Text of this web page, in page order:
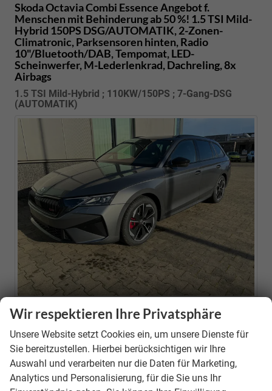
Skoda Octavia Combi Essence Angebot f.
Menschen mit Behinderung ab 50 %! 1.5 TSI Mild-
Hybrid 150PS DSG/AUTOMATIK, 2-Zonen-
Climatronic, Parksensoren hinten, Radio
10"/Bluetooth/DAB, Tempomat, LED-
Scheinwerfer, M-Lederlenkrad, Dachreling, 8x
Airbags
1.5 TSI Mild-Hybrid ; 110KW/150PS ; 7-Gang-DSG
(AUTOMATIK)
Neuwagen
Fahrzeugnr.
39646
Motor
1.5 TSI Mild-Hybrid ; 110KW/150PS ; 7-Gang-DSG
(AUTOMATIK)
Getriebe
Doppelkupplungsgetriebe (DSG)
Wir respektieren Ihre Privatsphäre
Unsere Website setzt Cookies ein, um unsere Dienste für
Sie bereitzustellen. Hierbei berücksichtigen wir Ihre
Auswahl und verarbeiten nur die Daten für Marketing,
Analytics und Personalisierung, für die Sie uns Ihr